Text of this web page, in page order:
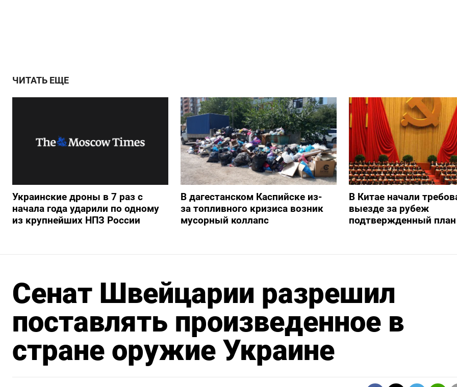
ЧИТАТЬ ЕЩЕ
Украинские дроны в 7 раз с
начала года ударили по одному
из крупнейших НПЗ России
В дагестанском Каспийске из-
за топливного кризиса возник
мусорный коллапс
В Китае начали
выезде за рубеж
подтвержденный
Сенат Швейцарии разрешил
поставлять произведенное в
стране оружие Украине